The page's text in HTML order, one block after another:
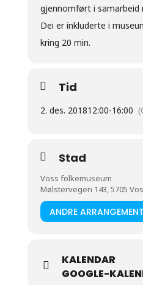
gjennomført i samarbeid
Dei er inkluderte i
kring 20 min.
Tid
2. des. 201812:00-16:00
Stad
Voss folkemuseum
Mølstervegen 143, 5705
ANDRE ARRANGEMENT
KALENDAR
GOOGLE-